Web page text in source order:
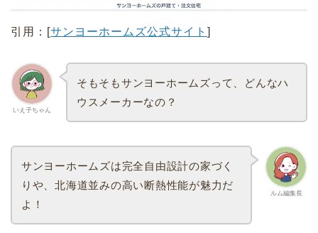
引用：[サンヨーホームズ公式サイト ]
いえ子ちゃん
そもそもサンヨーホームズって、どんなハ
ウスメーカーなの？
ルム編集長
サンヨーホームズは完全自由設計の家づく
りや、北海道並みの高い断熱性能が魅力だ
よ！